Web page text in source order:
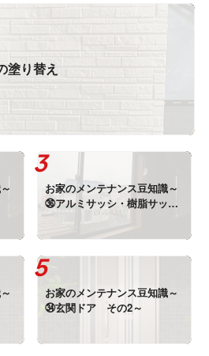
塗り替え
お家のメンテナンス豆知識～
㊱アルミサッシ・樹脂サッシ
～
お家のメンテナンス豆知識～
㉞玄関ドア その2～